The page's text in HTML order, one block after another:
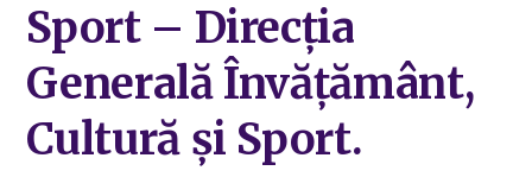
Sport – Direcția
Generală Învățământ,
Cultură și Sport.